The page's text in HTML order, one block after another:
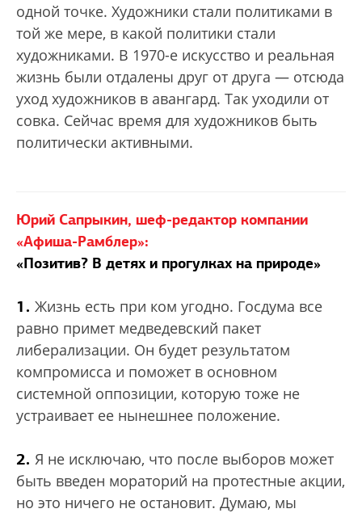
одной точке. Художники стали политиками в
той же мере, в какой политики стали
художниками. В 1970-е искусство и реальная
жизнь были отдалены друг от друга — отсюда
уход художников в авангард. Так уходили от
совка. Сейчас время для художников быть
политически активными.
Юрий Сапрыкин, шеф-редактор компании
«Афиша-Рамблер»:
«Позитив? В детях и прогулках на природе»
1. Жизнь есть при ком угодно. Госдума все
равно примет медведевский пакет
либерализации. Он будет результатом
компромисса и поможет в основном
системной оппозиции, которую тоже не
устраивает ее нынешнее положение.
2. Я не исключаю, что после выборов может
быть введен мораторий на протестные акции,
но это ничего не остановит. Думаю, мы